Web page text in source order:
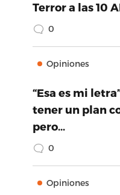
Terror a las 10
0
Opiniones
“Esa es mi
tener un plan
pero…
0
Opiniones